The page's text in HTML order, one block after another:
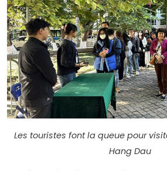
Les touristes font la queue pour
Hang Dau